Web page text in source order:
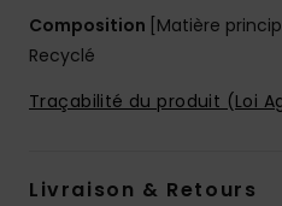
Composition [Matière
Recyclé
Traçabilité du produit (Loi
Livraison & Retours